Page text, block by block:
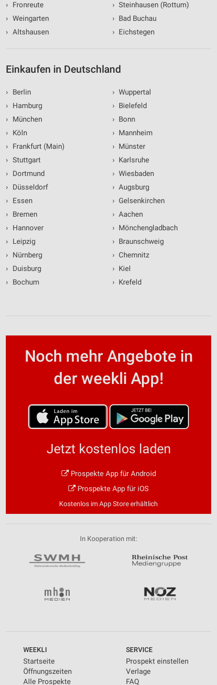
›
Fronreute
› Weingarten
› Altshausen
› Steinhausen (Rottum)
› Bad Buchau
› Eichstegen
Einkaufen in Deutschland
›
Berlin
›
Hamburg
›
München
›
Köln
›
Frankfurt (Main)
› Stuttgart
›
Dortmund
›
Düsseldorf
›
Essen
›
Bremen
›
Hannover
›
Leipzig
›
Nürnberg
›
Duisburg
›
Bochum
› Wuppertal
› Bielefeld
› Bonn
› Mannheim
› Münster
› Karlsruhe
› Wiesbaden
› Augsburg
› Gelsenkirchen
› Aachen
› Mönchengladbach
› Braunschweig
› Chemnitz
› Kiel
› Krefeld
Noch mehr Angebote in
der weekli App!
Jetzt kostenlos laden
Prospekte App für Android
Prospekte App für iOS
Kostenlos im App Store erhältlich
In Kooperation mit:
WEEKLI
Startseite
Öffnungszeiten
Alle Prospekte
SERVICE
Prospekt einstellen
Verlage
FAQ